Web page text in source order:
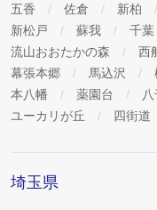
五香
佐倉 新柏
新松戸
蘇我 千葉
流山おおたかの森
西
幕張本郷
馬込沢
本八幡
薬園台
ユーカリが丘
四街道
埼玉県